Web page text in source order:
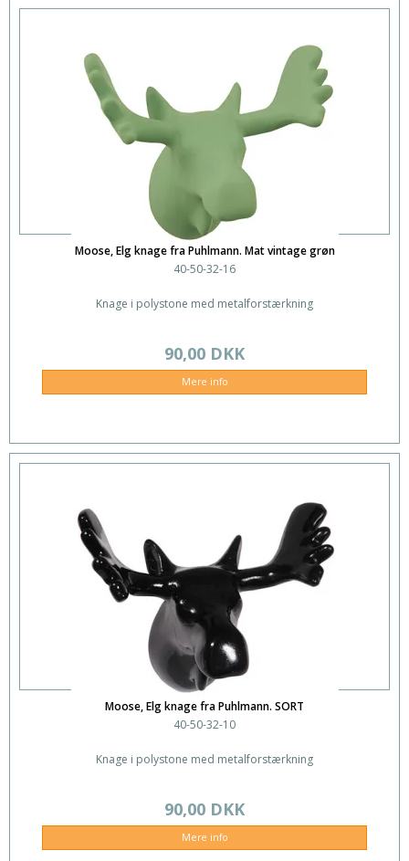
Moose, Elg knage fra Puhlmann. Mat vintage grøn
40-50-32-16
Knage i polystone med metalforstærkning
90,00 DKK
Mere info
Moose, Elg knage fra Puhlmann. SORT
40-50-32-10
Knage i polystone med metalforstærkning
90,00 DKK
Mere info